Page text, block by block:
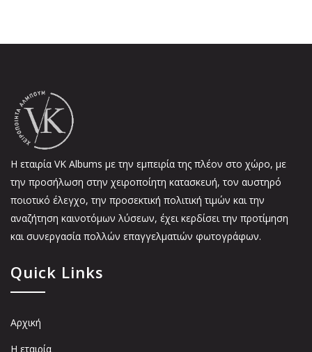
Η εταιρία VK Αlbums με την εμπειρία της πλέον στο χώρο, με
την προσήλωση στην χειροποίητη κατασκευή, τον αυστηρό
ποιοτικό έλεγχο, την προσεκτική πολιτική τιμών και την
αναζήτηση καινοτόμων λύσεων, έχει κερδίσει την προτίμηση
και συνεργασία πολλών επαγγελματιών φωτογράφων.
Quick Links
Αρχική
Η εταιρία